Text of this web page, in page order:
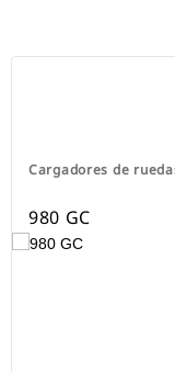
Cargadores de
980 GC